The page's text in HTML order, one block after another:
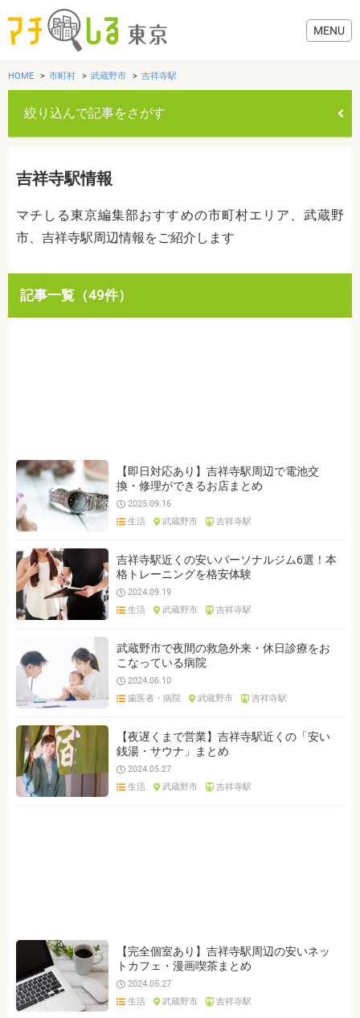
歯医者・病院
おでかけ
HOME 市町村 武蔵野市 吉祥寺駅
絞り込んで記事をさがす
カテゴリを選ぶ
すべて グルメ 美容・健康 歯医者・病院 おでかけ
吉祥寺駅情報
マチしる東京編集部おすすめの市町村エリア、武蔵野
市、吉祥寺駅周辺情報をご紹介します
記事一覧（49件）
【即日対応あり】吉祥寺駅周辺で電池交
換・修理ができるお店まとめ
2025.09.16
生活
武蔵野市 吉祥寺駅
吉祥寺駅近くの安いパーソナルジム6選！本
格トレーニングを格安体験
2024.09.19
生活
武蔵野市 吉祥寺駅
武蔵野市で夜間の救急外来・休日診療をお
こなっている病院
2024.06.10
歯医者・病院
武蔵野市 吉祥寺駅
【夜遅くまで営業】吉祥寺駅近くの「安い
銭湯・サウナ」まとめ
2024.05.27
生活
武蔵野市 吉祥寺駅
【完全個室あり】吉祥寺駅周辺の安いネッ
トカフェ・漫画喫茶まとめ
2024.05.27
生活
武蔵野市 吉祥寺駅